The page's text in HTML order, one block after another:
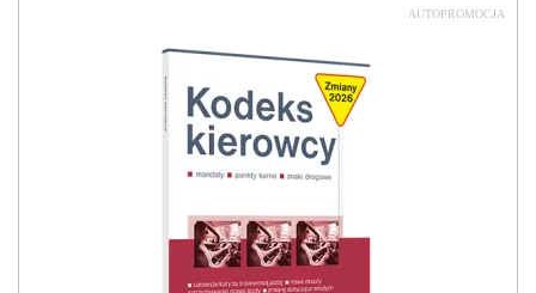
AUTOPROMOCJA